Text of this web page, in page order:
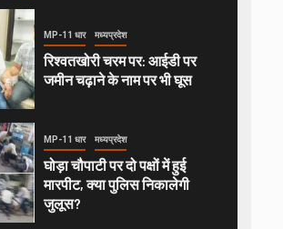
MP-11 धार मध्यप्रदेश
रिश्वतखोरी चरम पर: आईडी पर
जमीन चढ़ाने के नाम पर भी घूस
MP-11 धार मध्यप्रदेश
घोड़ा चौपाटी पर दो पक्षों में हुई
मारपीट, क्या पुलिस निकालेगी
जुलूस?